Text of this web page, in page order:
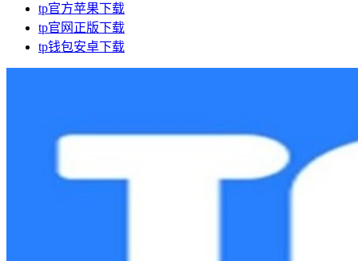
tp官方苹果下载
tp官网正版下载
tp钱包安卓下载